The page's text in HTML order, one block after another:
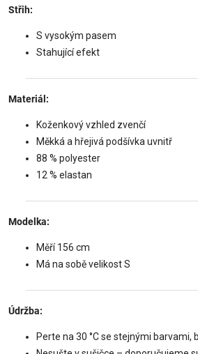
Střih:
S vysokým pasem
Stahující efekt
Materiál:
Koženkový vzhled zvenčí
Měkká a hřejivá podšívka uvnitř
88 % polyester
12 % elastan
Modelka:
Měří 156 cm
Má na sobě velikost S
Údržba:
Perte na 30 °C se stejnými barvami,